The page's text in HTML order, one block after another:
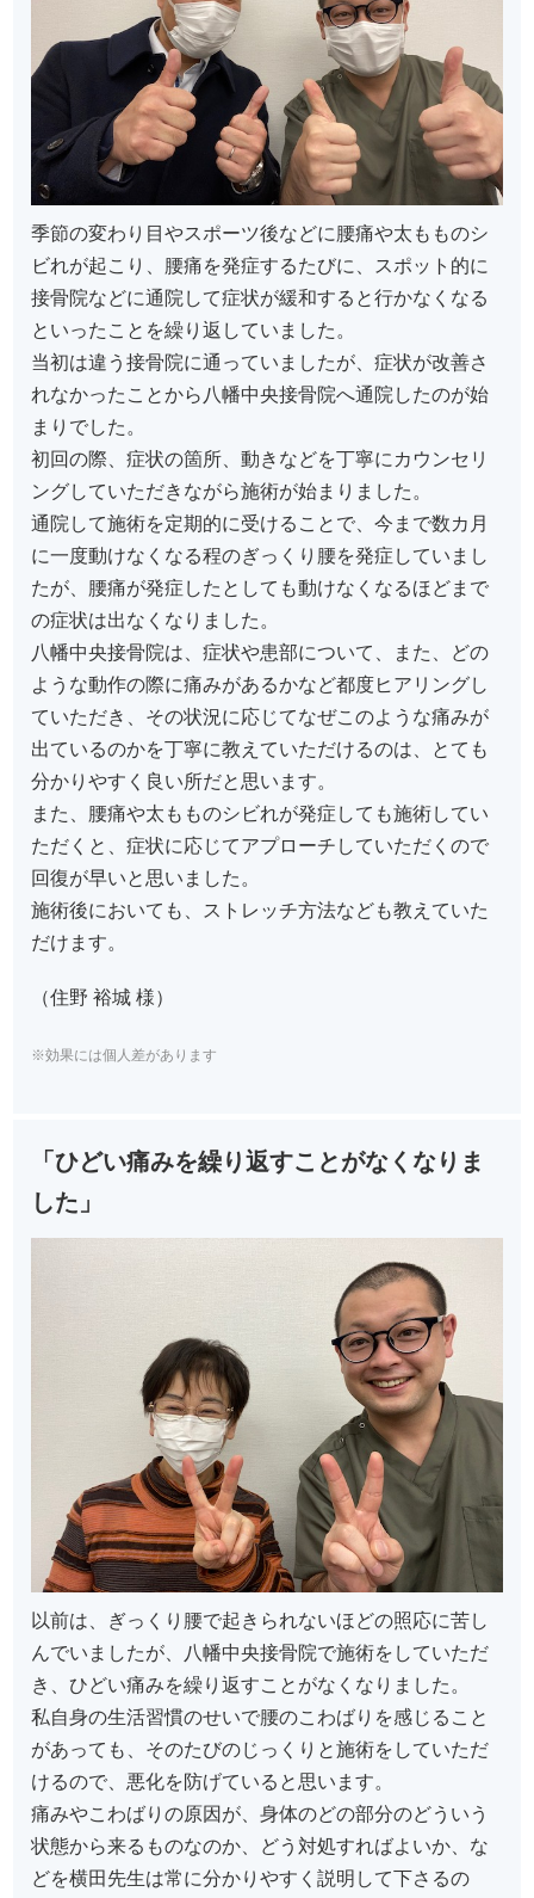
季節の変わり目やスポーツ後などに腰痛や太もものシ
ビれが起こり、腰痛を発症するたびに、スポット的に
接骨院などに通院して症状が緩和すると行かなくなる
といったことを繰り返していました。
当初は違う接骨院に通っていましたが、症状が改善さ
れなかったことから八幡中央接骨院へ通院したのが始
まりでした。
初回の際、症状の箇所、動きなどを丁寧にカウンセリ
ングしていただきながら施術が始まりました。
通院して施術を定期的に受けることで、今まで数カ月
に一度動けなくなる程のぎっくり腰を発症していまし
たが、腰痛が発症したとしても動けなくなるほどまで
の症状は出なくなりました。
八幡中央接骨院は、症状や患部について、また、どの
ような動作の際に痛みがあるかなど都度ヒアリングし
ていただき、その状況に応じてなぜこのような痛みが
出ているのかを丁寧に教えていただけるのは、とても
分かりやすく良い所だと思います。
また、腰痛や太もものシビれが発症しても施術してい
ただくと、症状に応じてアプローチしていただくので
回復が早いと思いました。
施術後においても、ストレッチ方法なども教えていた
だけます。
（住野 裕城 様）
※効果には個人差があります
「ひどい痛みを繰り返すことがなくなりま
した」
以前は、ぎっくり腰で起きられないほどの照応に苦し
んでいましたが、八幡中央接骨院で施術をしていただ
き、ひどい痛みを繰り返すことがなくなりました。
私自身の生活習慣のせいで腰のこわばりを感じること
があっても、そのたびのじっくりと施術をしていただ
けるので、悪化を防げていると思います。
痛みやこわばりの原因が、身体のどの部分のどういう
状態から来るものなのか、どう対処すればよいか、な
どを横田先生は常に分かりやすく説明して下さるの